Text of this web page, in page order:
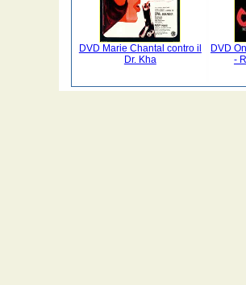
DVD Marie Chantal contro il
Dr. Kha
DVD
-